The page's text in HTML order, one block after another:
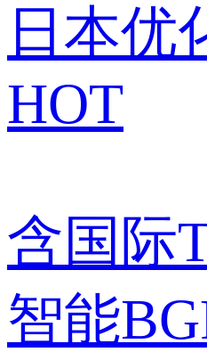
日本优
HOT
含国际
智能